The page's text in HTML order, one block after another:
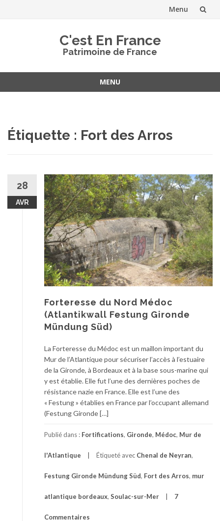
Menu
C'est En France
Patrimoine de France
MENU
Étiquette : Fort des Arros
28
AVR
Forteresse du Nord Médoc
(Atlantikwall Festung Gironde
Mündung Süd)
La Forteresse du Médoc est un maillon important du
Mur de l’Atlantique pour sécuriser l’accès à l’estuaire
de la Gironde, à Bordeaux et à la base sous-marine qui
y est établie. Elle fut l’une des dernières poches de
résistance nazie en France. Elle est l’une des
« Festung » établies en France par l’occupant allemand
(Festung Gironde […]
Publié dans : Fortifications, Gironde, Médoc, Mur de
l'Atlantique Étiqueté avec Chenal de Neyran,
Festung Gironde Mündung Süd, Fort des Arros, mur
atlantique bordeaux, Soulac-sur-Mer 7
Commentaires